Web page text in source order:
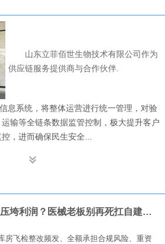
山东立菲佰世生物技术有限公司作为
供应链服务提供商与合作伙伴.
系统，将整体运营进行统一管理，对验
输等全链条数据监管控制，极大提升客户
，进而确保民生安全...

飞检频频被罚、重资产压垮利润？医械老板别再死扛自建库房！立菲佰世三方仓才是破局答案
房飞检整改频发、全额承担合规风险、重资